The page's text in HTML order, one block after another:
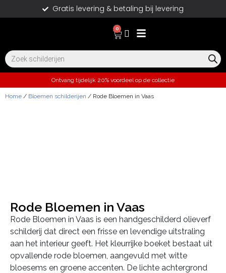
Gratis levering & betaling bij levering
0
Ontvang tijdelijk 20% voordeel op de collectie
Home / Bloemen schilderijen / Rode Bloemen in Vaas
Rode Bloemen in Vaas
Rode Bloemen in Vaas is een handgeschilderd olieverf
schilderij dat direct een frisse en levendige uitstraling
aan het interieur geeft. Het kleurrijke boeket bestaat uit
opvallende rode bloemen, aangevuld met witte
bloesems en groene accenten. De lichte achtergrond